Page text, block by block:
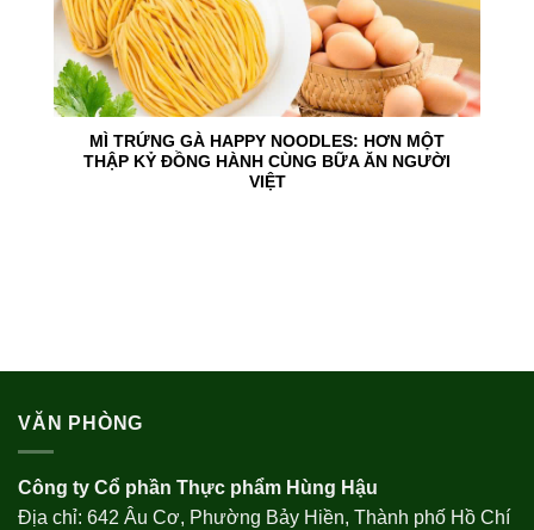
MÌ TRỨNG GÀ HAPPY NOODLES: HƠN MỘT
THẬP KỶ ĐỒNG HÀNH CÙNG BỮA ĂN NGƯỜI
VIỆT
VĂN PHÒNG
Công ty Cổ phần Thực phẩm Hùng Hậu
Địa chỉ: 642 Âu Cơ, Phường Bảy Hiền, Thành phố Hồ Chí